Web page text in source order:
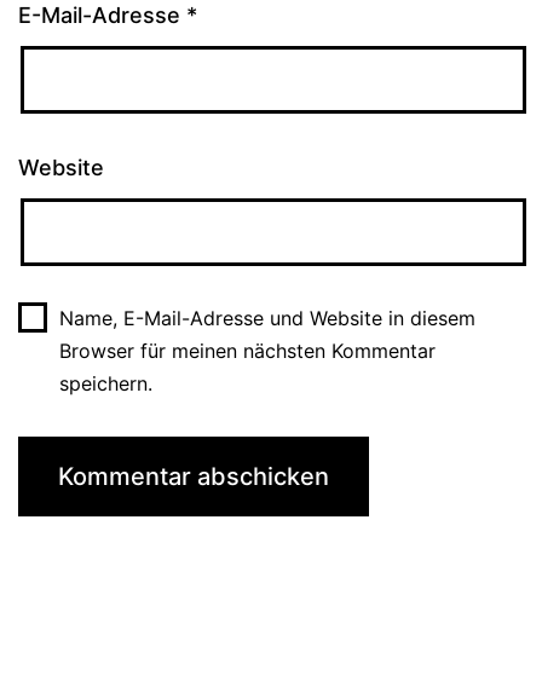
E-Mail-Adresse *
Website
Name, E-Mail-Adresse und Website in diesem
Browser für meinen nächsten Kommentar
speichern.